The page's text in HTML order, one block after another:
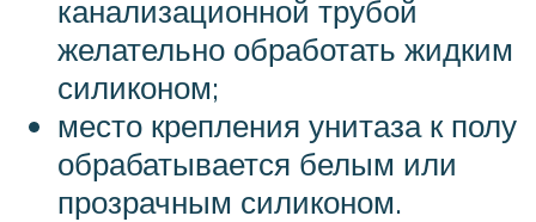
канализационной трубой
желательно обработать жидким
силиконом;
место крепления унитаза к полу
обрабатывается белым или
прозрачным силиконом.